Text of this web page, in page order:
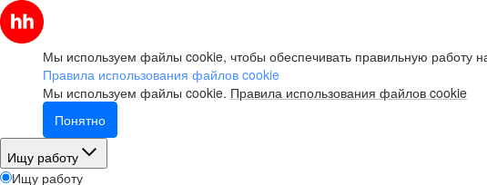
Мы используем файлы cookie, чтобы обеспечивать правильную работу
Правила использования файлов cookie
Мы используем файлы cookie. Правила использования файлов cookie
Понятно
Ищу работу
Ищу работу